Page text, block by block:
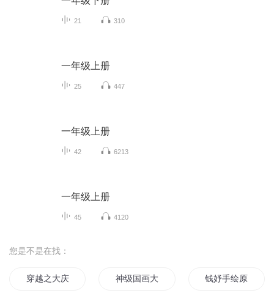
21 310
一年级上册
25 447
一年级上册
42 6213
一年级上册
45 4120
您是不是在找：
穿越之大庆帝国 神级国画大师 钱妤手绘原画集